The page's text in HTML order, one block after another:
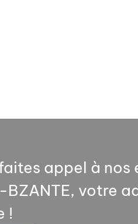
appel à nos
BZANTE, votre
!